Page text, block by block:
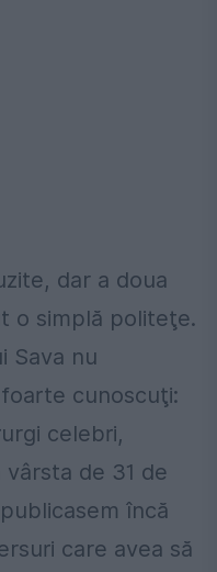
dar a doua
o simplă politeţe.
Sava nu
cunoscuţi:
celebri,
de 31 de
încă
care avea să